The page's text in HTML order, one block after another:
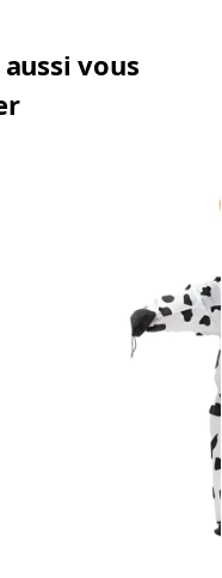
vous